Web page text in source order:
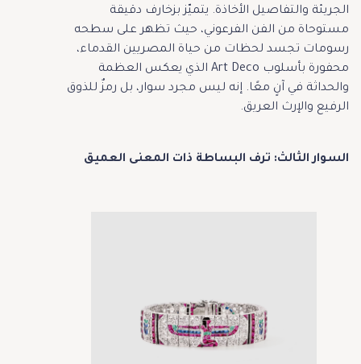
الجريئة والتفاصيل الأخاذة. يتميّز بزخارف دقيقة
مستوحاة من الفن الفرعوني، حيث تظهر على سطحه
رسومات تجسد لحظات من حياة المصريين القدماء،
محفورة بأسلوب Art Deco الذي يعكس العظمة
والحداثة في آنٍ معًا. إنه ليس مجرد سوار، بل رمزٌ للذوق
الرفيع والإرث العريق.
السوار الثالث: ترف البساطة ذات المعنى العميق